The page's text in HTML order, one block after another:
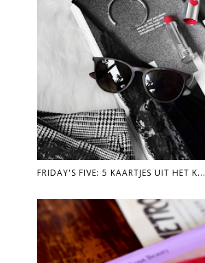
FRIDAY'S FIVE: 5 KAARTJES UIT HET K...